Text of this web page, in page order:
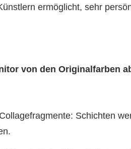
ermöglicht, sehr
von den Originalfarben
Schichten